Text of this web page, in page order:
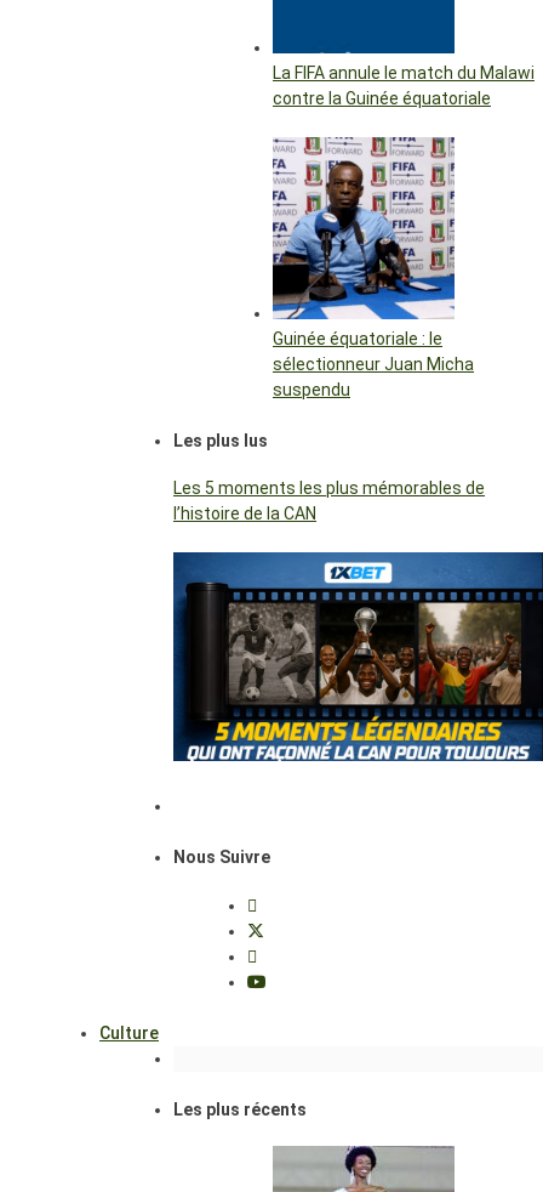
La FIFA annule le match du Malawi
contre la Guinée équatoriale
Guinée équatoriale : le
sélectionneur Juan Micha
suspendu
Les plus lus
Les 5 moments les plus mémorables de
l’histoire de la CAN
Nous Suivre
Culture
Les plus récents